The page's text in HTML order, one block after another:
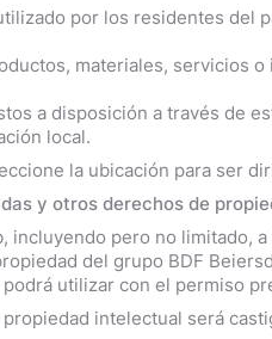
Fresh Active 2 en 1
por los residentes del
materiales, servicios
a disposición a través de
local.
la ubicación para ser
y otros derechos de
pero no limitado,
del grupo BDF
utilizar con el permiso
intelectual será